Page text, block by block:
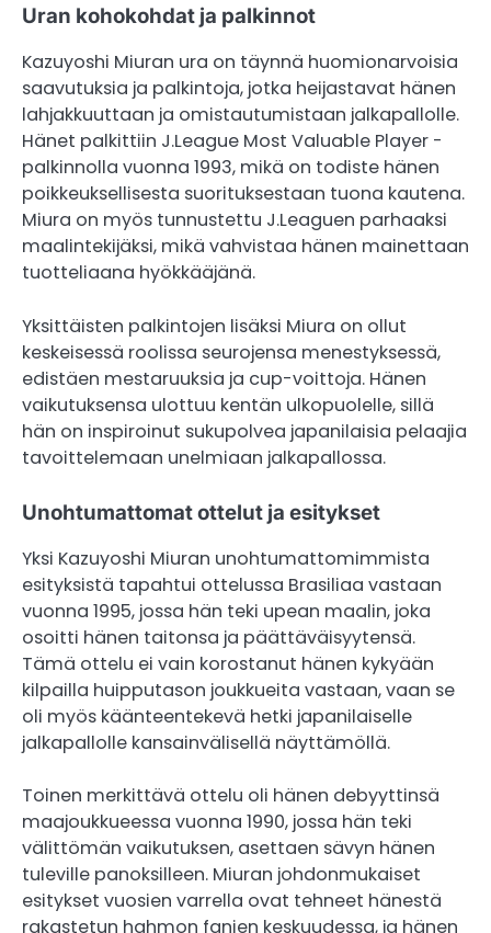
Uran kohokohdat ja palkinnot
Kazuyoshi Miuran ura on täynnä huomionarvoisia
saavutuksia ja palkintoja, jotka heijastavat hänen
lahjakkuuttaan ja omistautumistaan jalkapallolle.
Hänet palkittiin J.League Most Valuable Player -
palkinnolla vuonna 1993, mikä on todiste hänen
poikkeuksellisesta suorituksestaan tuona kautena.
Miura on myös tunnustettu J.Leaguen parhaaksi
maalintekijäksi, mikä vahvistaa hänen mainettaan
tuotteliaana hyökkääjänä.
Yksittäisten palkintojen lisäksi Miura on ollut
keskeisessä roolissa seurojensa menestyksessä,
edistäen mestaruuksia ja cup-voittoja. Hänen
vaikutuksensa ulottuu kentän ulkopuolelle, sillä
hän on inspiroinut sukupolvea japanilaisia pelaajia
tavoittelemaan unelmiaan jalkapallossa.
Unohtumattomat ottelut ja esitykset
Yksi Kazuyoshi Miuran unohtumattomimmista
esityksistä tapahtui ottelussa Brasiliaa vastaan
vuonna 1995, jossa hän teki upean maalin, joka
osoitti hänen taitonsa ja päättäväisyytensä.
Tämä ottelu ei vain korostanut hänen kykyään
kilpailla huipputason joukkueita vastaan, vaan se
oli myös käänteentekevä hetki japanilaiselle
jalkapallolle kansainvälisellä näyttämöllä.
Toinen merkittävä ottelu oli hänen debyyttinsä
maajoukkueessa vuonna 1990, jossa hän teki
välittömän vaikutuksen, asettaen sävyn hänen
tuleville panoksilleen. Miuran johdonmukaiset
esitykset vuosien varrella ovat tehneet hänestä
rakastetun hahmon fanien keskuudessa, ja hänen